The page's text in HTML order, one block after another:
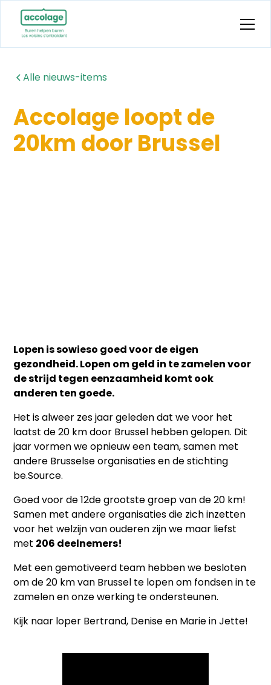
Alle nieuws-items
Accolage loopt de
20km door Brussel
Lopen is sowieso goed voor de eigen
gezondheid. Lopen om geld in te zamelen voor
de strijd tegen eenzaamheid komt ook
anderen ten goede.
Het is alweer zes jaar geleden dat we voor het
laatst de 20 km door Brussel hebben gelopen. Dit
jaar vormen we opnieuw een team, samen met
andere Brusselse organisaties en de stichting
be.Source.
Goed voor de 12de grootste groep van de 20 km!
Samen met andere organisaties die zich inzetten
voor het welzijn van ouderen zijn we maar liefst
met 206 deelnemers!
Met een gemotiveerd team hebben we besloten
om de 20 km van Brussel te lopen om fondsen in te
zamelen en onze werking te ondersteunen.
Kijk naar loper Bertrand, Denise en Marie in Jette!